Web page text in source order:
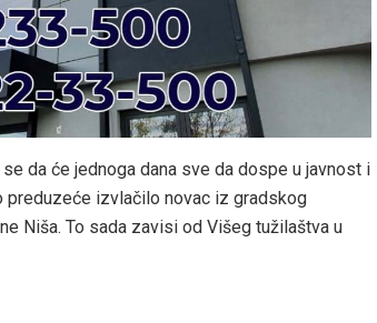
da će jednoga dana sve da dospe u javnost i
preduzeće izvlačilo novac iz gradskog
Niša. To sada zavisi od Višeg tužilaštva u